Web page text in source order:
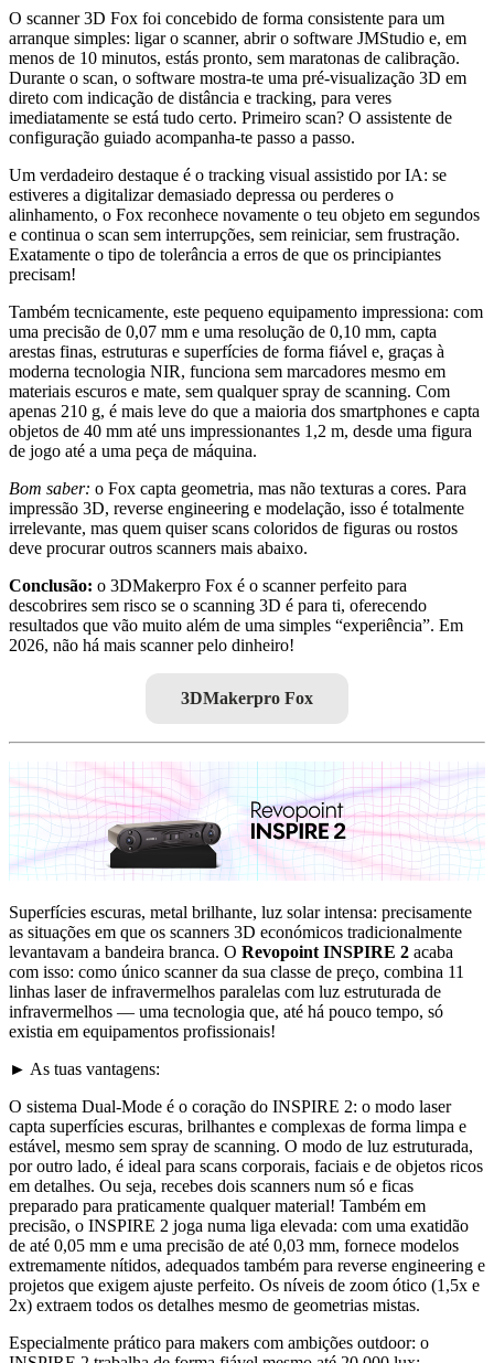
O scanner 3D Fox foi concebido de forma consistente para um
arranque simples: ligar o scanner, abrir o software JMStudio e, em
menos de 10 minutos, estás pronto, sem maratonas de calibração.
Durante o scan, o software mostra-te uma pré-visualização 3D em
direto com indicação de distância e tracking, para veres
imediatamente se está tudo certo. Primeiro scan? O assistente de
configuração guiado acompanha-te passo a passo.
Um verdadeiro destaque é o tracking visual assistido por IA: se
estiveres a digitalizar demasiado depressa ou perderes o
alinhamento, o Fox reconhece novamente o teu objeto em segundos
e continua o scan sem interrupções, sem reiniciar, sem frustração.
Exatamente o tipo de tolerância a erros de que os principiantes
precisam!
Também tecnicamente, este pequeno equipamento impressiona: com
uma precisão de 0,07 mm e uma resolução de 0,10 mm, capta
arestas finas, estruturas e superfícies de forma fiável e, graças à
moderna tecnologia NIR, funciona sem marcadores mesmo em
materiais escuros e mate, sem qualquer spray de scanning. Com
apenas 210 g, é mais leve do que a maioria dos smartphones e capta
objetos de 40 mm até uns impressionantes 1,2 m, desde uma figura
de jogo até a uma peça de máquina.
Bom saber: o Fox capta geometria, mas não texturas a cores. Para
impressão 3D, reverse engineering e modelação, isso é totalmente
irrelevante, mas quem quiser scans coloridos de figuras ou rostos
deve procurar outros scanners mais abaixo.
Conclusão: o 3DMakerpro Fox é o scanner perfeito para
descobrires sem risco se o scanning 3D é para ti, oferecendo
resultados que vão muito além de uma simples “experiência”. Em
2026, não há mais scanner pelo dinheiro!
3DMakerpro Fox
Superfícies escuras, metal brilhante, luz solar intensa: precisamente
as situações em que os scanners 3D económicos tradicionalmente
levantavam a bandeira branca. O Revopoint INSPIRE 2 acaba
com isso: como único scanner da sua classe de preço, combina 11
linhas laser de infravermelhos paralelas com luz estruturada de
infravermelhos — uma tecnologia que, até há pouco tempo, só
existia em equipamentos profissionais!
► As tuas vantagens:
O sistema Dual-Mode é o coração do INSPIRE 2: o modo laser
capta superfícies escuras, brilhantes e complexas de forma limpa e
estável, mesmo sem spray de scanning. O modo de luz estruturada,
por outro lado, é ideal para scans corporais, faciais e de objetos ricos
em detalhes. Ou seja, recebes dois scanners num só e ficas
preparado para praticamente qualquer material! Também em
precisão, o INSPIRE 2 joga numa liga elevada: com uma exatidão
de até 0,05 mm e uma precisão de até 0,03 mm, fornece modelos
extremamente nítidos, adequados também para reverse engineering e
projetos que exigem ajuste perfeito. Os níveis de zoom ótico (1,5x e
2x) extraem todos os detalhes mesmo de geometrias mistas.
Especialmente prático para makers com ambições outdoor: o